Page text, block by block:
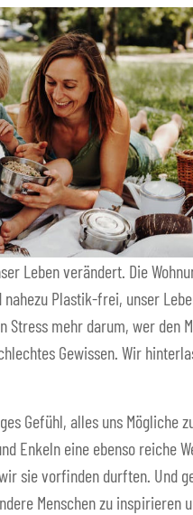
Leben verändert. Die
Plastik-frei, unser
Stress mehr darum, wer den
Gewissen. Wir
Gefühl, alles uns Mögliche
Enkeln eine ebenso reiche
sie vorfinden durften. Und
Menschen zu inspirieren